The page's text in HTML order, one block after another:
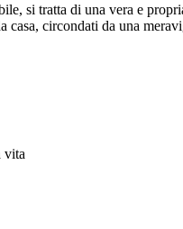
si tratta di una vera e
casa, circondati da una
vita